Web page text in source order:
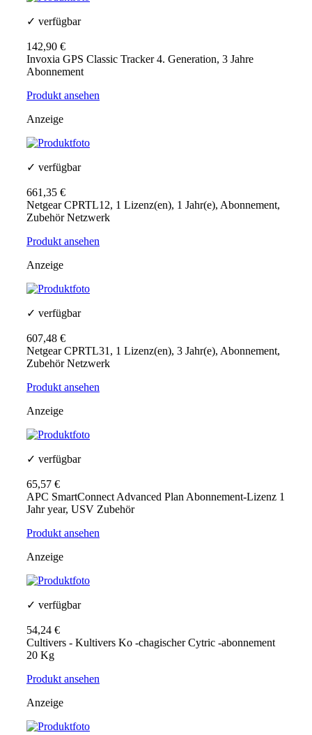
✓ verfügbar
142,90 €
Invoxia GPS Classic Tracker 4. Generation, 3 Jahre
Abonnement
Produkt ansehen
Anzeige
✓ verfügbar
661,35 €
Netgear CPRTL12, 1 Lizenz(en), 1 Jahr(e), Abonnement,
Zubehör Netzwerk
Produkt ansehen
Anzeige
✓ verfügbar
607,48 €
Netgear CPRTL31, 1 Lizenz(en), 3 Jahr(e), Abonnement,
Zubehör Netzwerk
Produkt ansehen
Anzeige
✓ verfügbar
65,57 €
APC SmartConnect Advanced Plan Abonnement-Lizenz 1
Jahr year, USV Zubehör
Produkt ansehen
Anzeige
✓ verfügbar
54,24 €
Cultivers - Kultivers Ko -chagischer Cytric -abonnement
20 Kg
Produkt ansehen
Anzeige